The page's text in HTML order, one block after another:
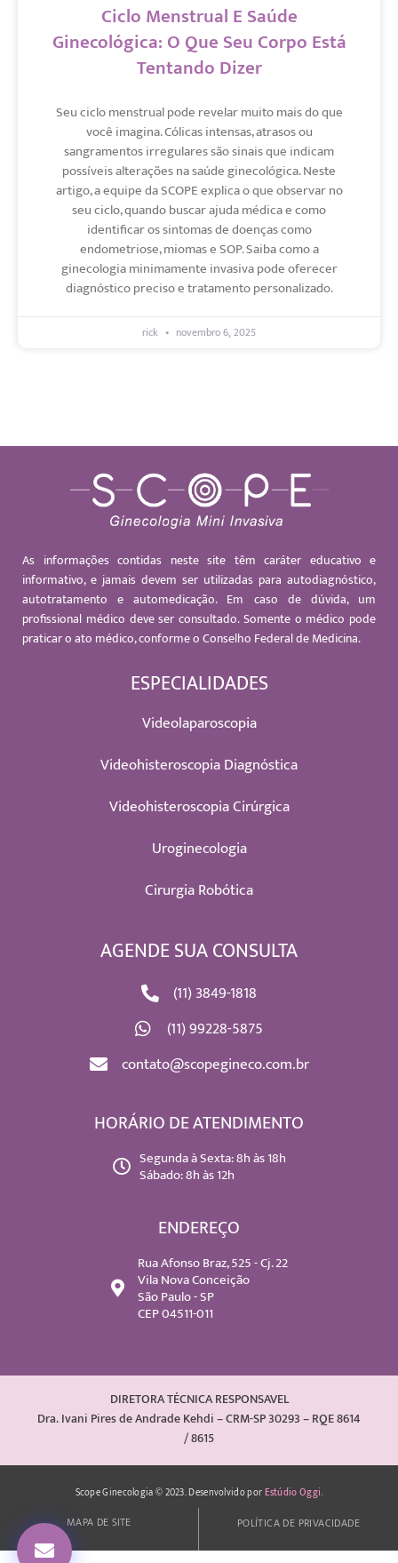
Ciclo Menstrual E Saúde
Ginecológica: O Que Seu Corpo Está
Tentando Dizer
Seu ciclo menstrual pode revelar muito mais do que
você imagina. Cólicas intensas, atrasos ou
sangramentos irregulares são sinais que indicam
possíveis alterações na saúde ginecológica. Neste
artigo, a equipe da SCOPE explica o que observar no
seu ciclo, quando buscar ajuda médica e como
identificar os sintomas de doenças como
endometriose, miomas e SOP. Saiba como a
ginecologia minimamente invasiva pode oferecer
diagnóstico preciso e tratamento personalizado.
rick novembro 6, 2025
As informações contidas neste site têm caráter educativo e
informativo, e jamais devem ser utilizadas para autodiagnóstico,
autotratamento e automedicação. Em caso de dúvida, um
profissional médico deve ser consultado. Somente o médico pode
praticar o ato médico, conforme o Conselho Federal de Medicina.
ESPECIALIDADES
Videolaparoscopia
Videohisteroscopia Diagnóstica
Videohisteroscopia Cirúrgica
Uroginecologia
Cirurgia Robótica
AGENDE SUA CONSULTA
(11) 3849-1818
(11) 99228-5875
contato@scopegineco.com.br
HORÁRIO DE ATENDIMENTO
Segunda à Sexta: 8h às 18h
Sábado: 8h às 12h
ENDEREÇO
Rua Afonso Braz, 525 - Cj. 22
Vila Nova Conceição
São Paulo - SP
CEP 04511-011
DIRETORA TÉCNICA RESPONSAVEL
Dra. Ivani Pires de Andrade Kehdi – CRM-SP 30293 – RQE 8614
/ 8615
Scope Ginecologia © 2023. Desenvolvido porEstúdio Oggi.
MAPA DE SITE POLÍTICA DE PRIVACIDADE